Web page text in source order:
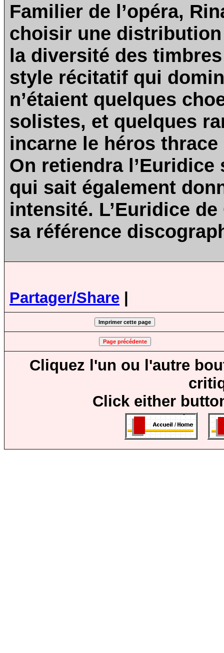
Familier de l’opéra,
choisir une
la diversité des
style récitatif qui
n’étaient quelques
solistes, et quelques
incarne le héros
On retiendra
qui sait également
intensité. L’Euridice
sa référence
Partager/Share
Cliquez l'un ou l'autre
Click either